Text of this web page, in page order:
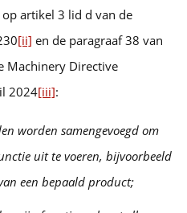
artikel 3 lid d van de
[ii] en de paragraaf 38 van
Machinery Directive
2024[iii]:
worden samengevoegd om
uit te voeren, bijvoorbeeld
een bepaald product;